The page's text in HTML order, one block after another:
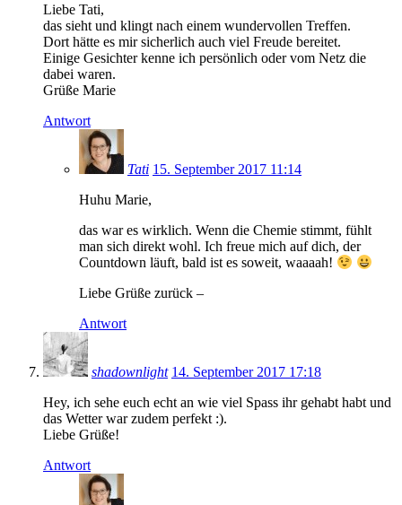
Liebe Tati,
das sieht und klingt nach einem wundervollen Treffen.
Dort hätte es mir sicherlich auch viel Freude bereitet.
Einige Gesichter kenne ich persönlich oder vom Netz die
dabei waren.
Grüße Marie
Antwort
Tati 15. September 2017 11:14
Huhu Marie,
das war es wirklich. Wenn die Chemie stimmt, fühlt
man sich direkt wohl. Ich freue mich auf dich, der
Countdown läuft, bald ist es soweit, waaaah!
Liebe Grüße zurück –
Antwort
shadownlight 14. September 2017 17:18
Hey, ich sehe euch echt an wie viel Spass ihr gehabt habt und
das Wetter war zudem perfekt :).
Liebe Grüße!
Antwort